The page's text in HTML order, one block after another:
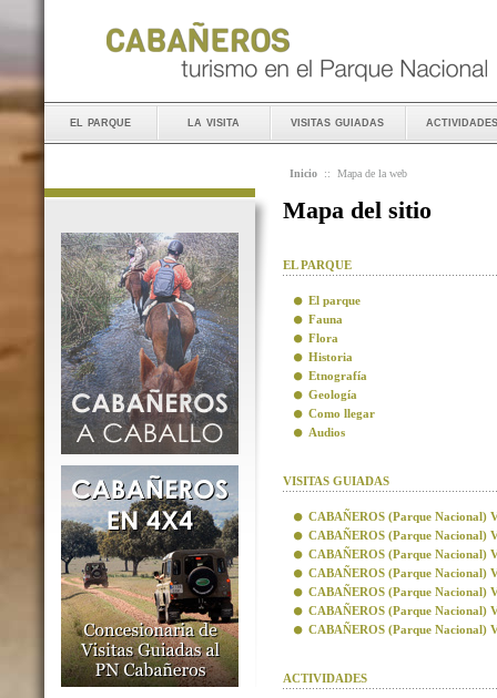
el parque la visita visitas guiadas actividades
Inicio :: Mapa de la web
Mapa del sitio
EL PARQUE
El parque
Fauna
Flora
Historia
Etnografía
Geología
Como llegar
Audios
VISITAS GUIADAS
CABAÑEROS (Parque Nacional)
CABAÑEROS (Parque Nacional)
CABAÑEROS (Parque Nacional)
CABAÑEROS (Parque Nacional)
CABAÑEROS (Parque Nacional)
CABAÑEROS (Parque Nacional)
CABAÑEROS (Parque Nacional)
ACTIVIDADES